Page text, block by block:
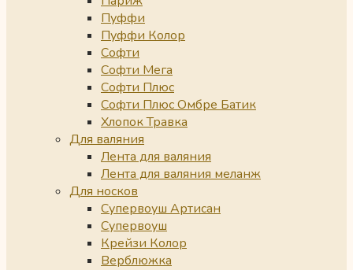
Пуффи
Пуффи Колор
Софти
Софти Мега
Софти Плюс
Софти Плюс Омбре Батик
Хлопок Травка
Для валяния
Лента для валяния
Лента для валяния меланж
Для носков
Супервоуш Артисан
Супервоуш
Крейзи Колор
Верблюжка